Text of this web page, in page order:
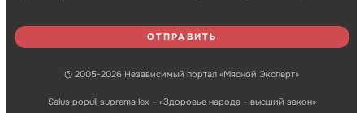
© 2005-2026 Независимый портал «Мясной Эксперт»
Salus populi suprema lex – «Здоровье народа – высший закон»